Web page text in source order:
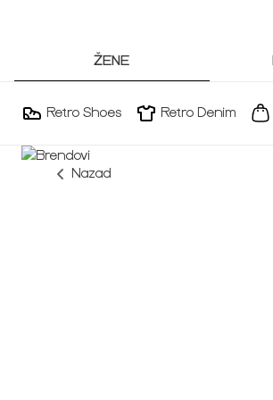
ŽENE
Retro Shoes Retro Denim
Nazad